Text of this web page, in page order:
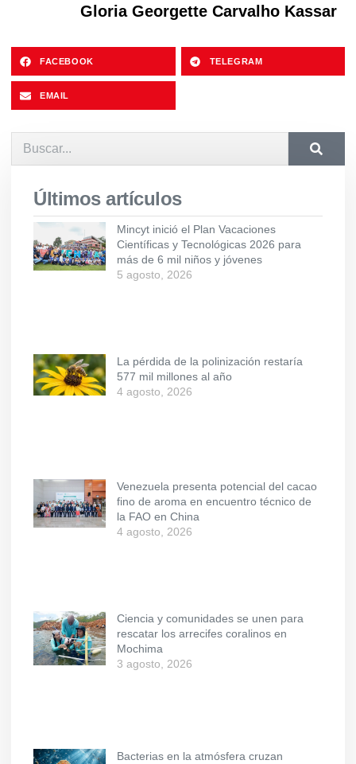
Gloria Georgette Carvalho Kassar
FACEBOOK TELEGRAM
EMAIL
Últimos artículos
Mincyt inició el Plan Vacaciones
Científicas y Tecnológicas 2026 para
más de 6 mil niños y jóvenes
5 agosto, 2026
La pérdida de la polinización restaría
577 mil millones al año
4 agosto, 2026
Venezuela presenta potencial del cacao
fino de aroma en encuentro técnico de
la FAO en China
4 agosto, 2026
Ciencia y comunidades se unen para
rescatar los arrecifes coralinos en
Mochima
3 agosto, 2026
Bacterias en la atmósfera cruzan